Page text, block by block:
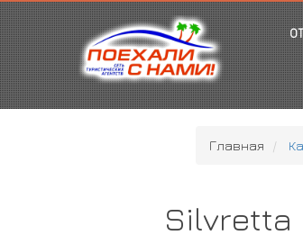
Главная
Silvretta